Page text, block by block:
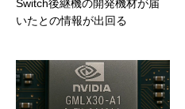
Switch後継機の開発機材が届
いたとの情報が出回る